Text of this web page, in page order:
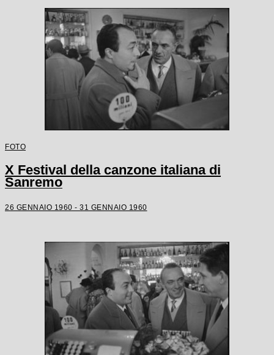
FOTO
X Festival della canzone italiana di
Sanremo
26 GENNAIO 1960 - 31 GENNAIO 1960